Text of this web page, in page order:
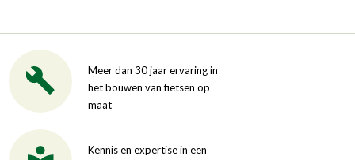
Meer dan 30 jaar ervaring in
het bouwen van fietsen op
maat
Kennis en expertise in een